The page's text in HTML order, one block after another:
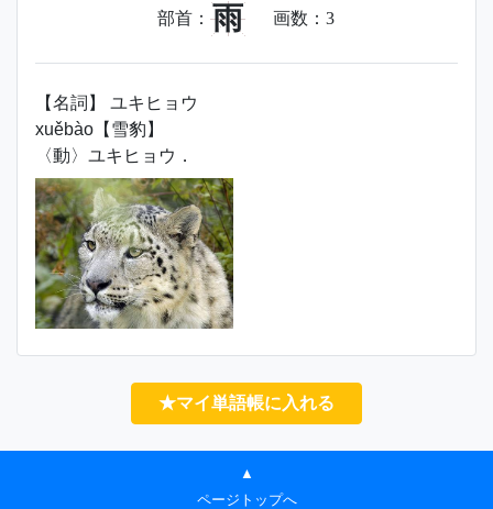
部首： 雨 画数： 3
【名詞】 ユキヒョウ
xuěbào【雪豹】
〈動〉ユキヒョウ．
★マイ単語帳に入れる
▲
ページトップへ